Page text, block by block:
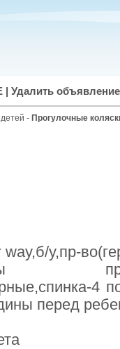
Удалить объявление
- Прогулочные
у,пр-
4
перед